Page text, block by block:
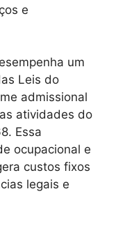
e
um
Leis do
admissional
atividades do
Essa
ocupacional e
custos fixos
legais e